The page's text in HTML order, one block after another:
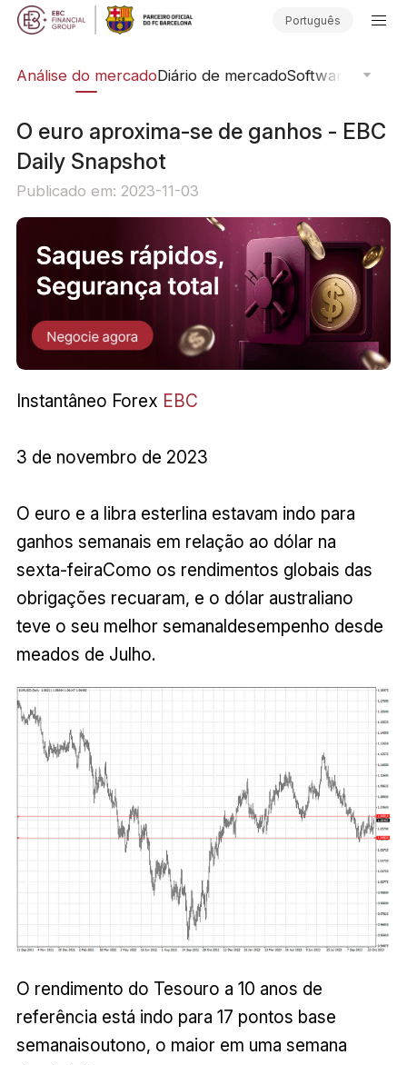
Português
Análise do mercadoDiário de mercadoSoftware de
O euro aproxima-se de ganhos - EBC
Daily Snapshot
Publicado em: 2023-11-03
Instantâneo Forex EBC
3 de novembro de 2023
O euro e a libra esterlina estavam indo para
ganhos semanais em relação ao dólar na
sexta-feiraComo os rendimentos globais das
obrigações recuaram, e o dólar australiano
teve o seu melhor semanaldesempenho desde
meados de Julho.
O rendimento do Tesouro a 10 anos de
referência está indo para 17 pontos base
semanaisoutono, o maior em uma semana